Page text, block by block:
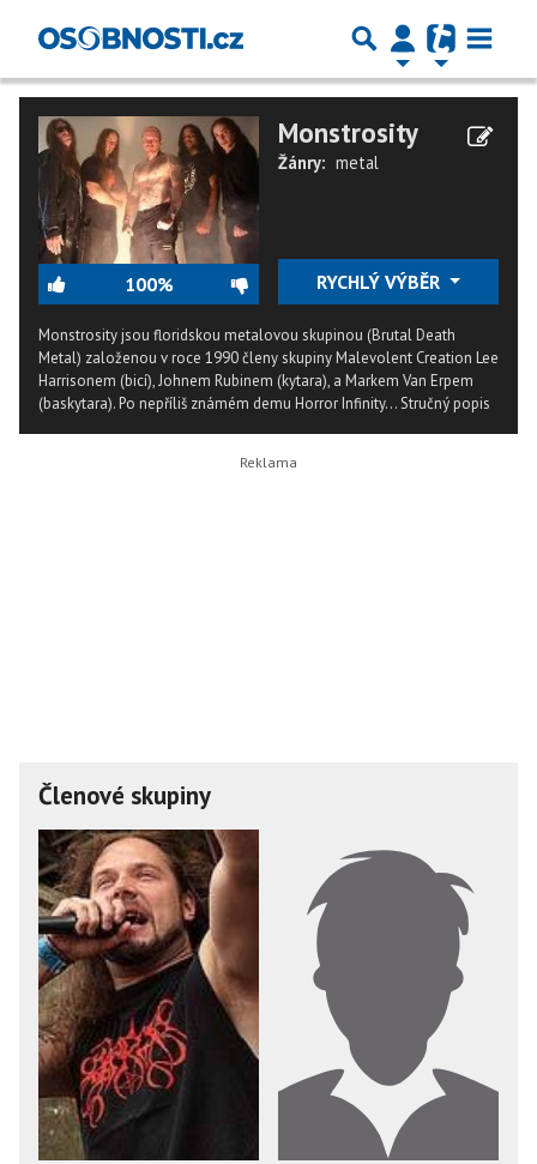
100%
Monstrosity
Žánry: metal
RYCHLÝ VÝBĚR
Monstrosity jsou floridskou metalovou skupinou (Brutal Death
Metal) založenou v roce 1990 členy skupiny Malevolent Creation Lee
Harrisonem (bicí), Johnem Rubinem (kytara), a Markem Van Erpem
(baskytara). Po nepříliš známém demu Horror Infinity...Stručný popis
Členové skupiny